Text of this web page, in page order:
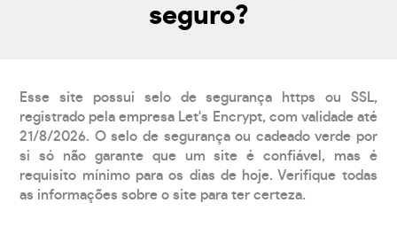
seguro?
Esse site possui selo de segurança https ou SSL,
registrado pela empresa Let's Encrypt, com validade até
21/8/2026. O selo de segurança ou cadeado verde por
si só não garante que um site é confiável, mas é
requisito mínimo para os dias de hoje. Verifique todas
as informações sobre o site para ter certeza.